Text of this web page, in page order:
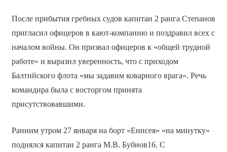
После прибытия гребных судов капитан 2 ранга Степанов
пригласил офицеров в кают-компанию и поздравил всех с
началом войны. Он призвал офицеров к «общей трудной
работе» и выразил уверенность, что с приходом
Балтийского флота «мы задавим коварного врага». Речь
командира была с восторгом принята
присутствовавшими.
Ранним утром 27 января на борт «Енисея» «на минутку»
поднялся капитан 2 ранга М.В. Бубнов16. С